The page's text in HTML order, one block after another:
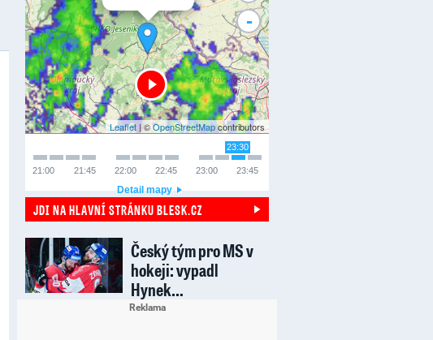
-
Leaflet| ©OpenStreetMapcontributors
23:30
23:45
23:00
22:45
22:00
21:45
21:00
Detail mapy
JDI NA HLAVNÍ STRÁNKU BLESK.CZ
Český tým pro MS v
hokeji: vypadl
Hynek…